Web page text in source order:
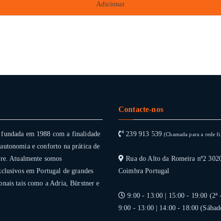
Adicionar
em 1988 com a finalidade
e conforto na prática de
Atualmente somos
em Portugal de grandes
tais como a Adria, Bürstner e
Contacte-nos
239 913 539(Chamada para a rede
Rua do Alto da Romeira nº2
Coimbra Portugal
9:00 - 13:00 | 15:00 - 19:00 (2ª
9:00 - 13:00 | 14:00 - 18:00